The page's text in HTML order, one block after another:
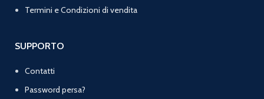
Termini e Condizioni di vendita
SUPPORTO
Contatti
Password persa?